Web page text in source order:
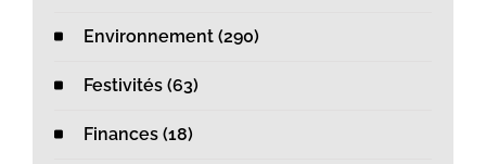
Environnement (290)
Festivités (63)
Finances (18)